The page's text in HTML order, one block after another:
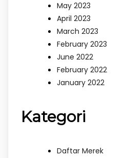
May 2023
April 2023
March 2023
February 2023
June 2022
February 2022
January 2022
Kategori
Daftar Merek